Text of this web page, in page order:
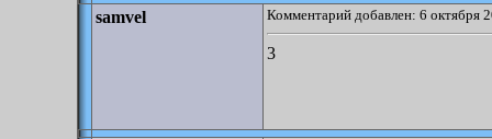
samvel Комментарий добавлен: 6 октября
3